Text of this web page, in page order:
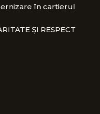
în cartierul
ȘI RESPECT